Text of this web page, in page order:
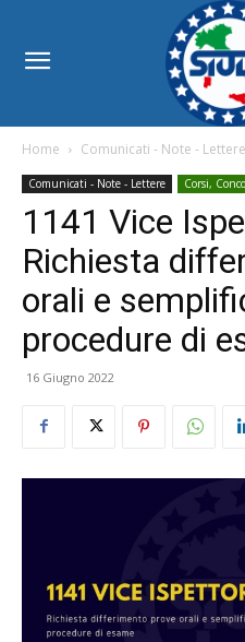
Home Comunicati - Note - Lettere
Comunicati - Note - Lettere Corsi,
1141 Vice
Richiesta
orali e
procedure di
16 Giugno 2022